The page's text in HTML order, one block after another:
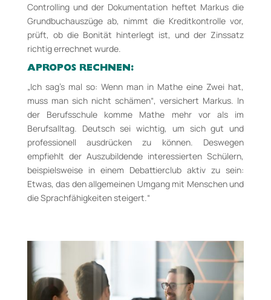
Controlling und der Dokumentation heftet Markus die
Grundbuchauszüge ab, nimmt die Kreditkontrolle vor,
prüft, ob die Bonität hinterlegt ist, und der Zinssatz
richtig errechnet wurde.
APROPOS RECHNEN:
„Ich sag’s mal so: Wenn man in Mathe eine Zwei hat,
muss man sich nicht schämen“, versichert Markus. In
der Berufsschule komme Mathe mehr vor als im
Berufsalltag. Deutsch sei wichtig, um sich gut und
professionell ausdrücken zu können. Deswegen
empfiehlt der Auszubildende interessierten Schülern,
beispielsweise in einem Debattierclub aktiv zu sein:
Etwas, das den allgemeinen Umgang mit Menschen und
die Sprachfähigkeiten steigert.“